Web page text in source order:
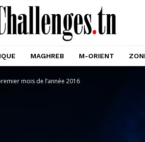
MAGHREB M-ORIENT
mois de l’année 2016